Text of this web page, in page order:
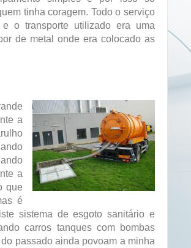
tinha coragem. Todo o serviço
o transporte utilizado era uma
de metal onde era colocado as
a
a
que
é
sistema de esgoto sanitário e
carros tanques com bombas
passado ainda povoam a minha